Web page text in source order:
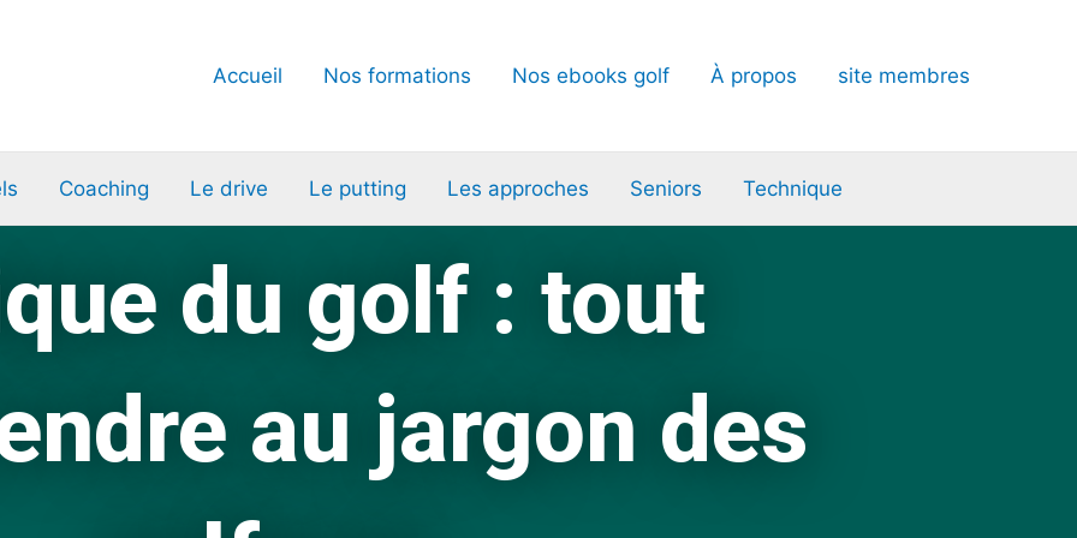
Accueil Nos formations Nos ebooks golf À propos site membres
Coaching Le drive Le putting Les approches Seniors Technique
du golf : tout
au jargon des